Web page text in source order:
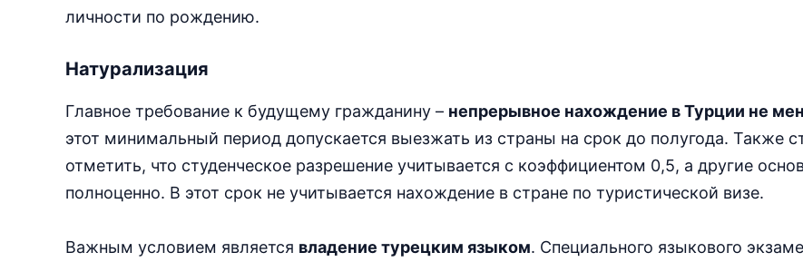
личности по рождению.
Натурализация
Главное требование к будущему гражданину – непрерывное нахождение в Турции не
этот минимальный период допускается выезжать из страны на срок до полугода. Также
отметить, что студенческое разрешение учитывается с коэффициентом 0,5, а другие
полноценно. В этот срок не учитывается нахождение в стране по туристической визе.
Важным условием является владение турецким языком. Специального языкового